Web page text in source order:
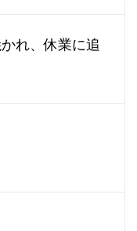
れ、休業に追